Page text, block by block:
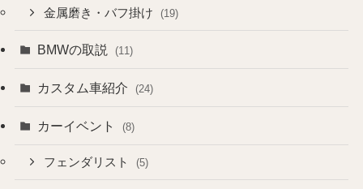
金属磨き・バフ掛け (19)
BMWの取説 (11)
カスタム車紹介 (24)
カーイベント (8)
フェンダリスト (5)